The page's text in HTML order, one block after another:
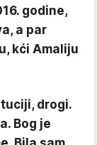
godine,
a par
kći Amaliju
drogi.
Bog je